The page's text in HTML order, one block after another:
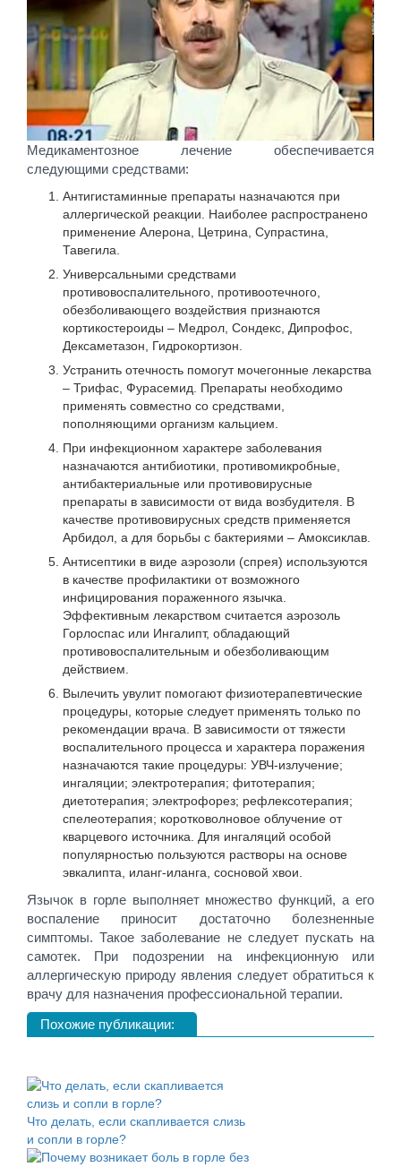
Медикаментозное лечение обеспечивается
следующими средствами:
Антигистаминные препараты назначаются при
аллергической реакции. Наиболее распространено
применение Алерона, Цетрина, Супрастина,
Тавегила.
Универсальными средствами
противовоспалительного, противоотечного,
обезболивающего воздействия признаются
кортикостероиды – Медрол, Сондекс, Дипрофос,
Дексаметазон, Гидрокортизон.
Устранить отечность помогут мочегонные лекарства
– Трифас, Фурасемид. Препараты необходимо
применять совместно со средствами,
пополняющими организм кальцием.
При инфекционном характере заболевания
назначаются антибиотики, противомикробные,
антибактериальные или противовирусные
препараты в зависимости от вида возбудителя. В
качестве противовирусных средств применяется
Арбидол, а для борьбы с бактериями – Амоксиклав.
Антисептики в виде аэрозоли (спрея) используются
в качестве профилактики от возможного
инфицирования пораженного язычка.
Эффективным лекарством считается аэрозоль
Горлоспас или Ингалипт, обладающий
противовоспалительным и обезболивающим
действием.
Вылечить увулит помогают физиотерапевтические
процедуры, которые следует применять только по
рекомендации врача. В зависимости от тяжести
воспалительного процесса и характера поражения
назначаются такие процедуры: УВЧ-излучение;
ингаляции; электротерапия; фитотерапия;
диетотерапия; электрофорез; рефлексотерапия;
спелеотерапия; коротковолновое облучение от
кварцевого источника. Для ингаляций особой
популярностью пользуются растворы на основе
эвкалипта, иланг-иланга, сосновой хвои.
Язычок в горле выполняет множество функций, а его
воспаление приносит достаточно болезненные
симптомы. Такое заболевание не следует пускать на
самотек. При подозрении на инфекционную или
аллергическую природу явления следует обратиться к
врачу для назначения профессиональной терапии.
Похожие публикации:
Что делать, если скапливается слизь
и сопли в горле?